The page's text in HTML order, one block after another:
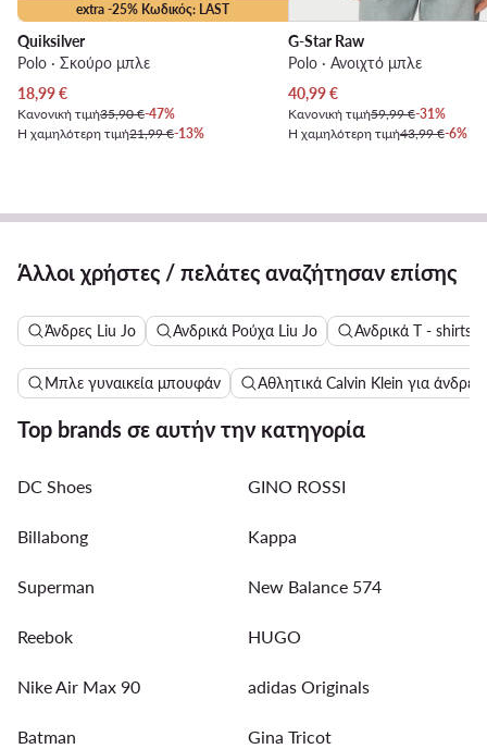
extra -25% Κωδικός: LAST
Quiksilver
Polo · Σκούρο μπλε
Τρέχουσα τιμή
18,99€
Κανονική τιμή35,90 €-47%
Η χαμηλότερη τιμή21,99 €-13%
G-Star Raw
Polo · Ανοιχτό μπλε
Τρέχουσα τιμή
40,99€
Κανονική τιμή59,99 €-31%
Η χαμηλότερη τιμή43,99 €-6%
Άλλοι χρήστες / πελάτες αναζήτησαν επίσης
Άνδρες Liu Jo Ανδρικά Ρούχα Liu Jo Ανδρικά T - shirts
Μπλε γυναικεία μπουφάν Αθλητικά Calvin Klein για άνδρες
Top brands σε αυτήν την κατηγορία
DC Shoes GINO ROSSI
Billabong Kappa
Superman New Balance 574
Reebok HUGO
Nike Air Max 90 adidas Originals
Batman Gina Tricot